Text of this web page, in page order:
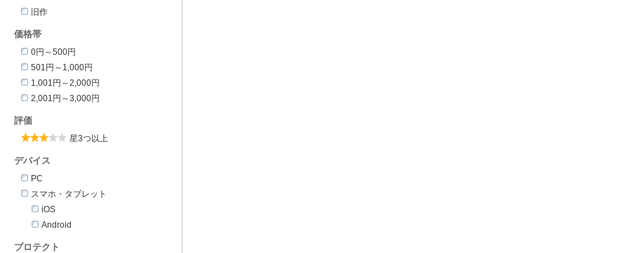
旧作
価格帯
0円～500円
501円～1,000円
1,001円～2,000円
2,001円～3,000円
評価
星3つ以上
デバイス
PC
スマホ・タブレット
iOS
Android
プロテクト